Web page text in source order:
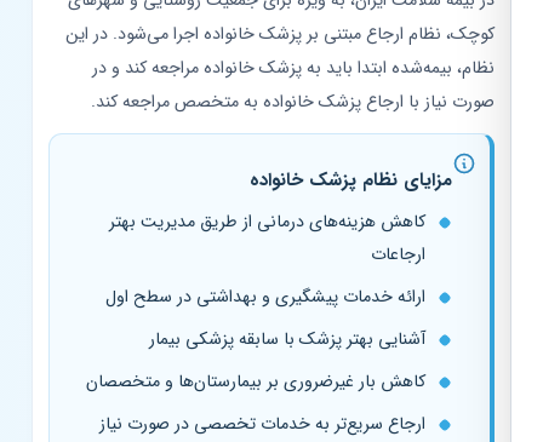
کوچک، نظام ارجاع مبتنی بر پزشک خانواده اجرا می‌شود. در این
نظام، بیمه‌شده ابتدا باید به پزشک خانواده مراجعه کند و در
صورت نیاز با ارجاع پزشک خانواده به متخصص مراجعه کند.
مزایای نظام پزشک خانواده
کاهش هزینه‌های درمانی از طریق مدیریت بهتر
ارجاعات
ارائه خدمات پیشگیری و بهداشتی در سطح اول
آشنایی بهتر پزشک با سابقه پزشکی بیمار
کاهش بار غیرضروری بر بیمارستان‌ها و متخصصان
ارجاع سریع‌تر به خدمات تخصصی در صورت نیاز